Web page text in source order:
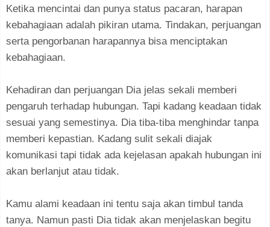
Ketika mencintai dan punya status pacaran, harapan
kebahagiaan adalah pikiran utama. Tindakan, perjuangan
serta pengorbanan harapannya bisa menciptakan
kebahagiaan.
Kehadiran dan perjuangan Dia jelas sekali memberi
pengaruh terhadap hubungan. Tapi kadang keadaan tidak
sesuai yang semestinya. Dia tiba-tiba menghindar tanpa
memberi kepastian. Kadang sulit sekali diajak
komunikasi tapi tidak ada kejelasan apakah hubungan ini
akan berlanjut atau tidak.
Kamu alami keadaan ini tentu saja akan timbul tanda
tanya. Namun pasti Dia tidak akan menjelaskan begitu